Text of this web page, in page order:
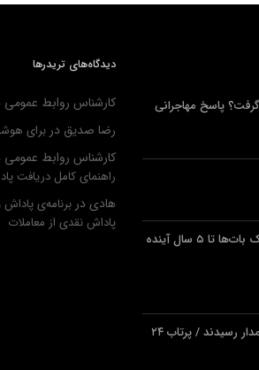
پاسخ مهاجرانی
اینترنت در تسخیر ربات‌ها / ترافیک بات‌ها تا ۵ سال آینده
ماهواره‌های جدید استارلینک به مدار رسیدند / پرتاب ۲۴
دیدگاه‌های تریدرها
کارشناس روابط عمومی
رضا صدیق در برای
کارشناس روابط عمومی
راهنمای کامل دریافت
هادیدر برنامه‌ی
پاداش نقدی از معاملات